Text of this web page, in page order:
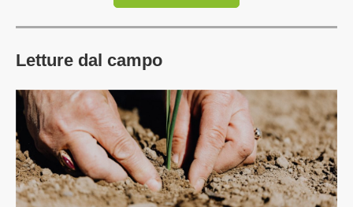
Letture dal campo